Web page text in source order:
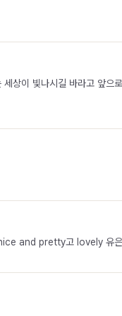
상이 빛나시길 바라고 앞으
nice and pretty고 lovely 유